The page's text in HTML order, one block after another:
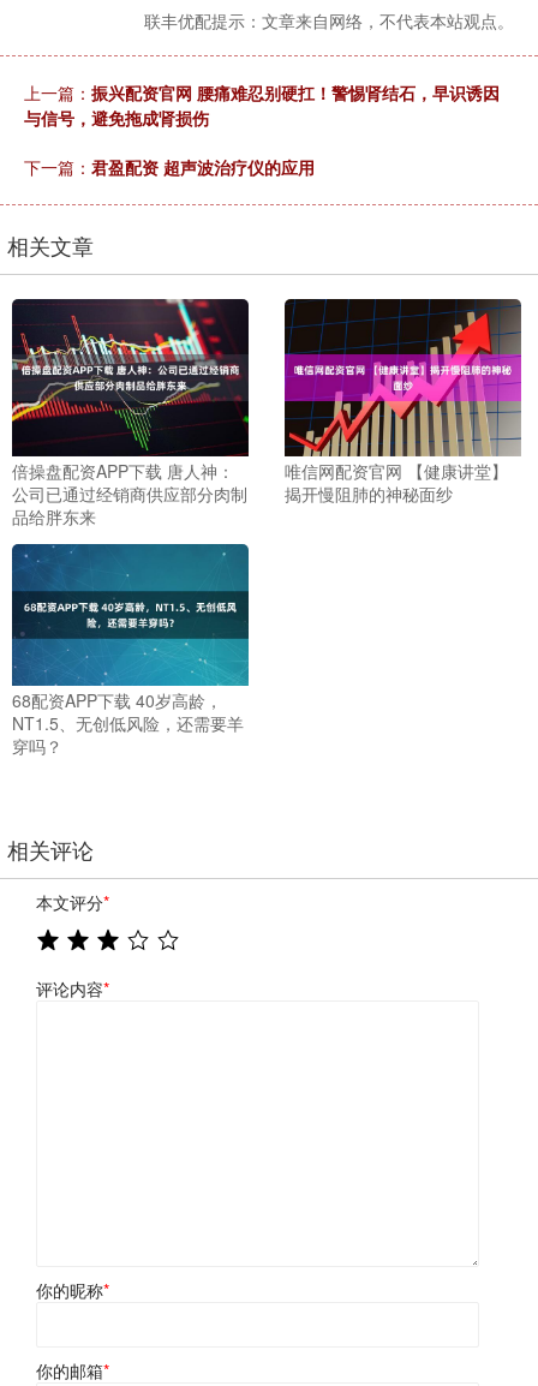
联丰优配提示：文章来自网络，不代表本站观点。
上一篇： 振兴配资官网 腰痛难忍别硬扛！警惕肾结石，早识诱因
与信号，避免拖成肾损伤
下一篇： 君盈配资 超声波治疗仪的应用
相关文章
倍操盘配资APP下载 唐人神：
公司已通过经销商供应部分肉制
品给胖东来
唯信网配资官网 【健康讲堂】
揭开慢阻肺的神秘面纱
68配资APP下载 40岁高龄，
NT1.5、无创低风险，还需要羊
穿吗？
相关评论
本文评分*
评论内容*
你的昵称*
你的邮箱*